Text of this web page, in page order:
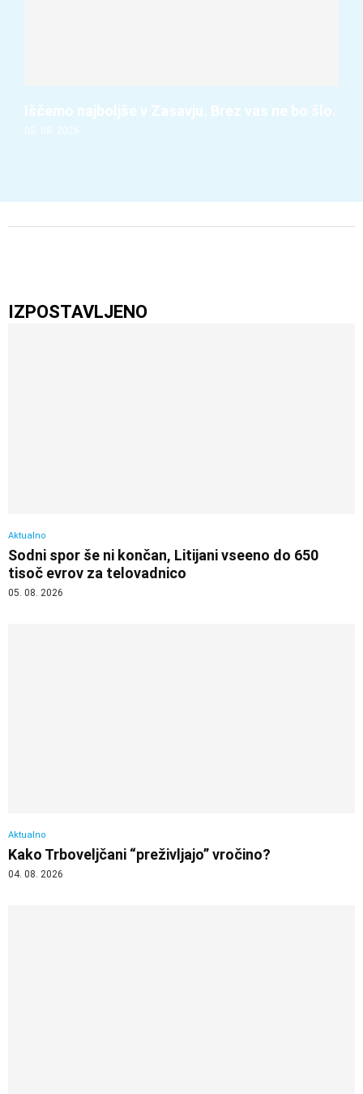
Iščemo najboljše v Zasavju. Brez vas ne bo šlo.
05. 08. 2026
IZPOSTAVLJENO
Aktualno
Sodni spor še ni končan, Litijani vseeno do 650
tisoč evrov za telovadnico
05. 08. 2026
Aktualno
Kako Trboveljčani “preživljajo” vročino?
04. 08. 2026